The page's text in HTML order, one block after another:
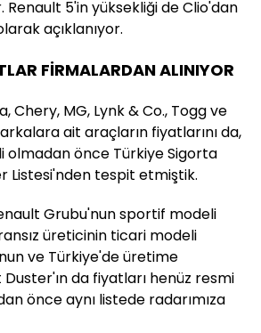
Renault 5'in yüksekliği de Clio'dan
açıklanıyor.
FİRMALARDAN ALINIYOR
Chery, MG, Lynk & Co., Togg ve
ait araçların fiyatlarını da,
olmadan önce Türkiye Sigorta
Listesi'nden tespit etmiştik.
Grubu'nun sportif modeli
üreticinin ticari modeli
ve Türkiye'de üretime
da fiyatları henüz resmi
önce aynı listede radarımıza